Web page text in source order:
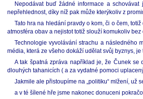
Nepodávat buď žádné informace a
nepřehlednost, díky níž pak může kterýkoliv z
Tato hra na hledání pravdy o kom, či o čem,
atmosféra obav a nejistot totiž slouží komukoliv
Technologie vyvolávání strachu a následného
média, která ze všeho dokáží udělat svůj byznys,
A tak špatná zpráva například je, že Čunek
dlouhých tahanicích ( a za vydatné pomoci
Jakmile ale přistoupíme na „politiku“ mlžení, už
a v té šílené hře jsme nakonec donuceni